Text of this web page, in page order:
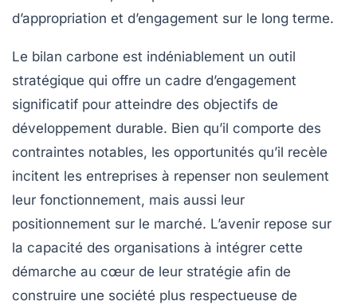
d’appropriation et d’engagement sur le long terme.
Le bilan carbone est indéniablement un outil
stratégique qui offre un cadre d’engagement
significatif pour atteindre des objectifs de
développement durable. Bien qu’il comporte des
contraintes notables, les opportunités qu’il recèle
incitent les entreprises à repenser non seulement
leur fonctionnement, mais aussi leur
positionnement sur le marché. L’avenir repose sur
la capacité des organisations à intégrer cette
démarche au cœur de leur stratégie afin de
construire une société plus respectueuse de